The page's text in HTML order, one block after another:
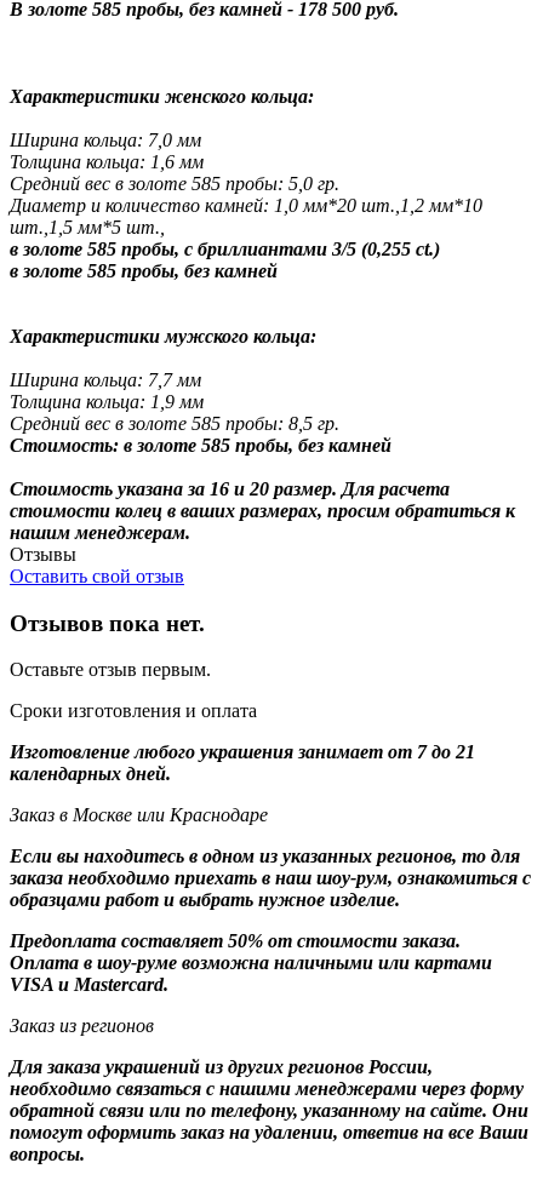
В золоте 585 пробы, без камней - 178 500 руб.
Характеристики женского кольца:
Ширина кольца: 7,0 мм
Толщина кольца: 1,6 мм
Средний вес в золоте 585 пробы: 5,0 гр.
Диаметр и количество камней: 1,0 мм*20 шт.,1,2 мм*10
шт.,1,5 мм*5 шт.,
в золоте 585 пробы, с бриллиантами 3/5 (0,255 ct.)
в золоте 585 пробы, без камней
Характеристики мужского кольца:
Ширина кольца: 7,7 мм
Толщина кольца: 1,9 мм
Средний вес в золоте 585 пробы: 8,5 гр.
Стоимость: в золоте 585 пробы, без камней
Стоимость указана за 16 и 20 размер. Для расчета
стоимости колец в ваших размерах, просим обратиться к
нашим менеджерам.
Отзывы
Оставить свой отзыв
Отзывов пока нет.
Оставьте отзыв первым.
Сроки изготовления и оплата
Изготовление любого украшения занимает от 7 до 21
календарных дней.
Заказ в Москве или Краснодаре
Если вы находитесь в одном из указанных регионов, то для
заказа необходимо приехать в наш шоу-рум, ознакомиться с
образцами работ и выбрать нужное изделие.
Предоплата составляет 50% от стоимости заказа.
Оплата в шоу-руме возможна наличными или картами
VISA и Mastercard.
Заказ из регионов
Для заказа украшений из других регионов России,
необходимо связаться с нашими менеджерами через форму
обратной связи или по телефону, указанному на сайте. Они
помогут оформить заказ на удалении, ответив на все Ваши
вопросы.